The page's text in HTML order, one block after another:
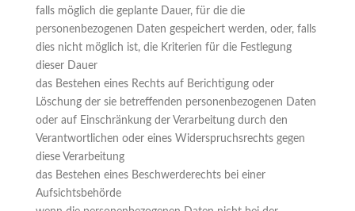
falls möglich die geplante Dauer, für die die
personenbezogenen Daten gespeichert werden, oder, falls
dies nicht möglich ist, die Kriterien für die Festlegung
dieser Dauer
das Bestehen eines Rechts auf Berichtigung oder
Löschung der sie betreffenden personenbezogenen Daten
oder auf Einschränkung der Verarbeitung durch den
Verantwortlichen oder eines Widerspruchsrechts gegen
diese Verarbeitung
das Bestehen eines Beschwerderechts bei einer
Aufsichtsbehörde